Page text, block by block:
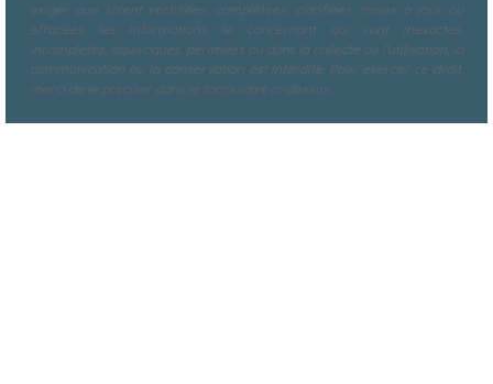
exiger que soient rectifiées, complétées, clarifiées, mises à jour ou
effacées les informations le concernant qui sont inexactes,
incomplètes, équivoques, périmées ou dont la collecte ou l'utilisation, la
communication ou la conservation est interdite. Pour exercer ce droit,
merci de le préciser dans le formulaire ci-dessus.